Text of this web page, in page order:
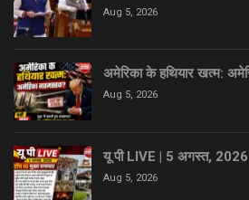
Aug 5, 2026
अमेरिका के हथियार खत्म:
Aug 5, 2026
यू पी LIVE | 5 अगस्त, 2026
Aug 5, 2026